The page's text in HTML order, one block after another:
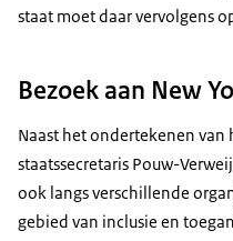
staat moet daar vervolgens
Bezoek aan New
Naast het ondertekenen
staatssecretaris Pouw-
ook langs verschillende
gebied van inclusie en